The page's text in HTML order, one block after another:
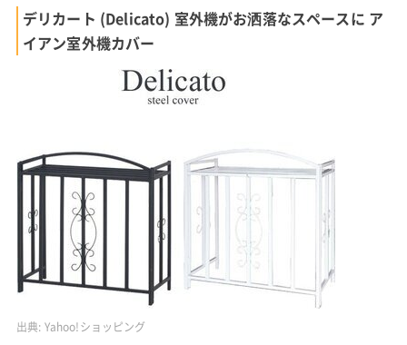
デリカート (Delicato) 室外機がお洒落なスペースに ア
イアン室外機カバー
出典: Yahoo!ショッピング